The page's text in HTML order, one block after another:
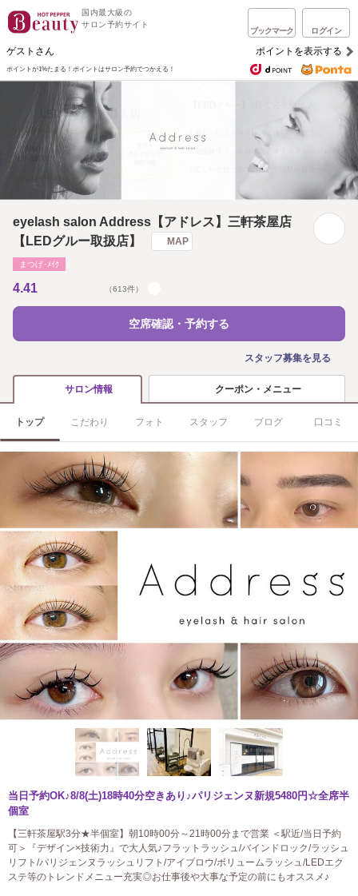
国内最大級の
サロン予約サイト
ブックマーク ログイン
ゲストさん ポイントを表示する
ポイントが1%たまる！ ポイントはサロン予約でつかえる！
eyelash salon Address【アドレス】三軒茶屋店
【LEDグルー取扱店】
MAP
まつげ･ﾒｲｸ
4.41 （613件）
空席確認・予約する
スタッフ募集を見る
サロン情報 クーポン・メニュー
トップ こだわり フォト スタッフ ブログ 口コミ
当日予約OK♪8/8(土)18時40分空きあり♪パリジェンヌ新規5480円☆全席半
個室
【三軒茶屋駅3分★半個室】朝10時00分～21時00分まで営業 ＜駅近/当日予約
可＞『デザイン×技術力』で大人気♪フラットラッシュ/バインドロック/ラッシュ
リフト/パリジェンヌラッシュリフト/アイブロウ/ボリュームラッシュ/LEDエク
ステ等のトレンドメニュー充実◎お仕事後や大事な予定の前にもオススメ♪